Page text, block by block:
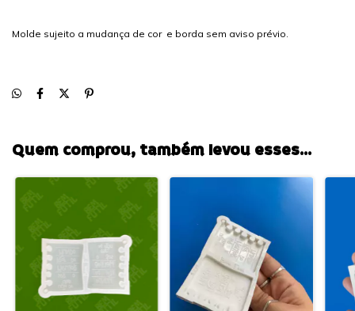
Molde sujeito a mudança de cor e borda sem aviso prévio.
Quem comprou, também levou esses...